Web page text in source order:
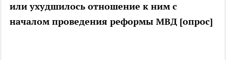
или ухудшилось отношение к ним с
началом проведения реформы МВД [опрос]